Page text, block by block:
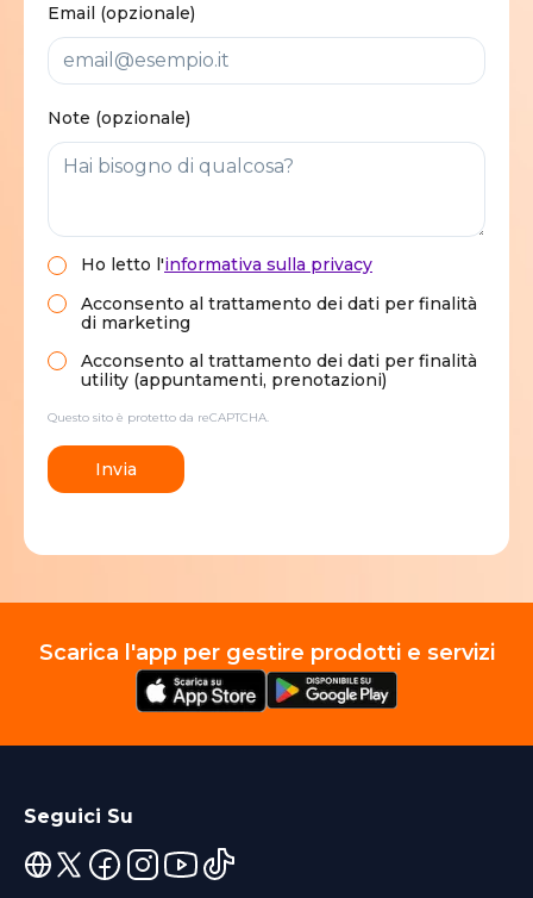
Email (opzionale)
Note (opzionale)
Ho letto l'informativa sulla privacy
Acconsento al trattamento dei dati per finalità
di marketing
Acconsento al trattamento dei dati per finalità
utility (appuntamenti, prenotazioni)
Questo sito è protetto da reCAPTCHA.
Invia
Scarica l'app per gestire prodotti e servizi
Seguici Su